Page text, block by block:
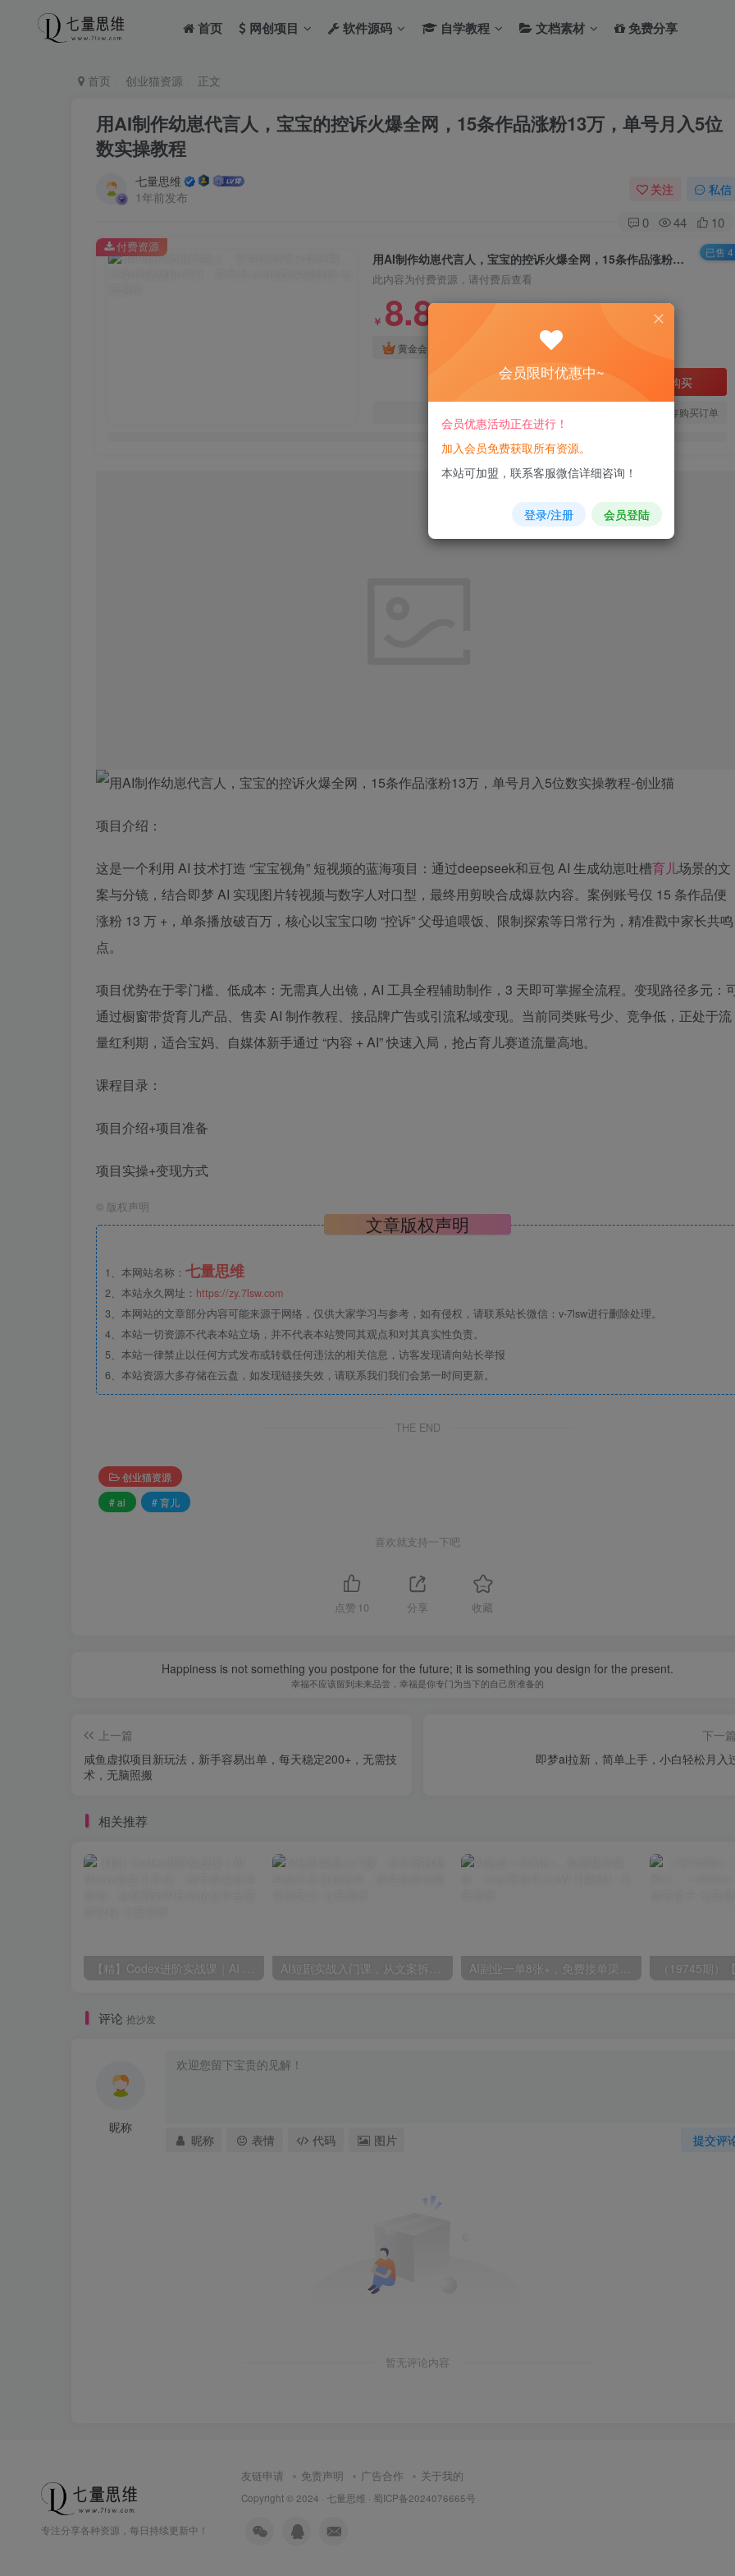
首页 网创项目 软件源码 自学教程 文档素材 免费分享
首页 创业猫资源 正文
用AI制作幼崽代言人，宝宝的控诉火爆全网，15条作品涨粉13万，单号月入5位
数实操教程
七量思维
1年前发布
关注 私信
0 44 10
用AI制作幼崽代言人，宝宝的控诉火爆全网，15条作品涨粉13万，单号月入5位数实操教程
此内容为付费资源，请付费后查看
￥ 8.8
黄金会员 免费
立即购买
您当前未登录！建议登陆后购买，可保存购买订单
付费资源 已售 4
项目介绍：
这是一个利用 AI 技术打造 “宝宝视角” 短视频的蓝海项目：通过deepseek和豆包 AI 生成幼崽吐槽育儿场景的文
案与分镜，结合即梦 AI 实现图片转视频与数字人对口型，最终用剪映合成爆款内容。案例账号仅 15 条作品便
涨粉 13 万 +，单条播放破百万，核心以宝宝口吻 “控诉” 父母追喂饭、限制探索等日常行为，精准戳中家长共鸣
点。
项目优势在于零门槛、低成本：无需真人出镜，AI 工具全程辅助制作，3 天即可掌握全流程。变现路径多元：
通过橱窗带货育儿产品、售卖 AI 制作教程、接品牌广告或引流私域变现。当前同类账号少、竞争低，正处于流
量红利期，适合宝妈、自媒体新手通过 “内容 + AI” 快速入局，抢占育儿赛道流量高地。
课程目录：
项目介绍+项目准备
项目实操+变现方式
© 版权声明
文章版权声明
1、本网站名称： 七量思维
2、本站永久网址： https://zy.7lsw.com
3、本网站的文章部分内容可能来源于网络，仅供大家学习与参考，如有侵权，请联系站长微信：v-7lsw进行删除处理。
4、本站一切资源不代表本站立场，并不代表本站赞同其观点和对其真实性负责。
5、本站一律禁止以任何方式发布或转载任何违法的相关信息，访客发现请向站长举报
6、本站资源大多存储在云盘，如发现链接失效，请联系我们我们会第一时间更新。
THE END
创业猫资源
# ai
# 育儿
喜欢就支持一下吧
点赞 10 分享 收藏
Happiness is not something you postpone for the future; it is something you design for the present.
幸福不应该留到未来品尝，幸福是你专门为当下的自己所准备的
上一篇
咸鱼虚拟项目新玩法，新手容易出单，每天稳定200+，无需技
术，无脑照搬
下一
即梦ai拉新，简单上手，小白轻松月入
相关推荐
评论 抢沙发
昵称
提交评
昵称 表情 代码 图片
暂无评论内容
专注分享各种资源，每日持续更新中！
友链申请 免责声明 广告合作 关于我的
Copyright © 2024 · 七量思维 · 蜀ICP备2024076665号
会员限时优惠中~
会员优惠活动正在进行！
加入会员免费获取所有资源。
本站可加盟，联系客服微信详细咨询！
登录/注册 会员登陆